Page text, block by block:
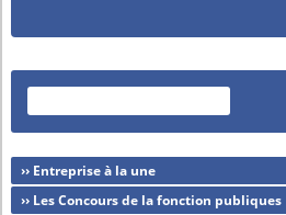
›› Entreprise à la une
›› Les Concours de la fonction publiques